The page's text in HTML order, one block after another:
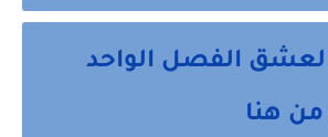
العشق الفصل الواحد
هنا